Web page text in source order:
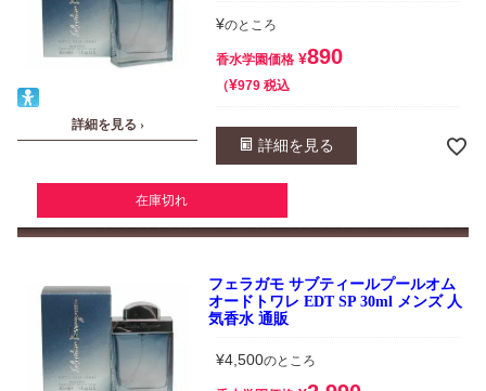
詳細を見る ›
¥のところ
香水学園価格 ¥890
¥979 税込
詳細を見る
在庫切れ
フェラガモ サブティールプールオム
オードトワレ EDT SP 30ml メンズ 人
気香水 通販
¥4,500のところ